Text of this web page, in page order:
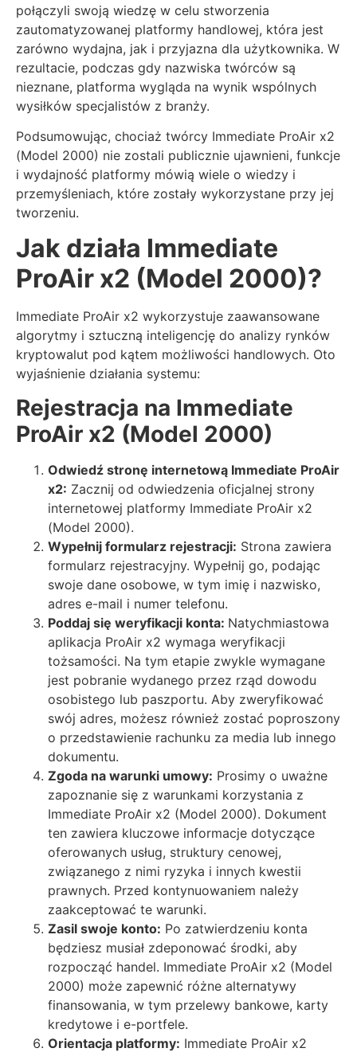
połączyli swoją wiedzę w celu stworzenia
zautomatyzowanej platformy handlowej, która jest
zarówno wydajna, jak i przyjazna dla użytkownika. W
rezultacie, podczas gdy nazwiska twórców są
nieznane, platforma wygląda na wynik wspólnych
wysiłków specjalistów z branży.
Podsumowując, chociaż twórcy Immediate ProAir x2
(Model 2000) nie zostali publicznie ujawnieni, funkcje
i wydajność platformy mówią wiele o wiedzy i
przemyśleniach, które zostały wykorzystane przy jej
tworzeniu.
Jak działa Immediate
ProAir x2 (Model 2000)?
Immediate ProAir x2 wykorzystuje zaawansowane
algorytmy i sztuczną inteligencję do analizy rynków
kryptowalut pod kątem możliwości handlowych. Oto
wyjaśnienie działania systemu:
Rejestracja na Immediate
ProAir x2 (Model 2000)
Odwiedź stronę internetową Immediate ProAir
x2: Zacznij od odwiedzenia oficjalnej strony
internetowej platformy Immediate ProAir x2
(Model 2000).
Wypełnij formularz rejestracji: Strona zawiera
formularz rejestracyjny. Wypełnij go, podając
swoje dane osobowe, w tym imię i nazwisko,
adres e-mail i numer telefonu.
Poddaj się weryfikacji konta: Natychmiastowa
aplikacja ProAir x2 wymaga weryfikacji
tożsamości. Na tym etapie zwykle wymagane
jest pobranie wydanego przez rząd dowodu
osobistego lub paszportu. Aby zweryfikować
swój adres, możesz również zostać poproszony
o przedstawienie rachunku za media lub innego
dokumentu.
Zgoda na warunki umowy: Prosimy o uważne
zapoznanie się z warunkami korzystania z
Immediate ProAir x2 (Model 2000). Dokument
ten zawiera kluczowe informacje dotyczące
oferowanych usług, struktury cenowej,
związanego z nimi ryzyka i innych kwestii
prawnych. Przed kontynuowaniem należy
zaakceptować te warunki.
Zasil swoje konto: Po zatwierdzeniu konta
będziesz musiał zdeponować środki, aby
rozpocząć handel. Immediate ProAir x2 (Model
2000) może zapewnić różne alternatywy
finansowania, w tym przelewy bankowe, karty
kredytowe i e-portfele.
Orientacja platformy: Immediate ProAir x2